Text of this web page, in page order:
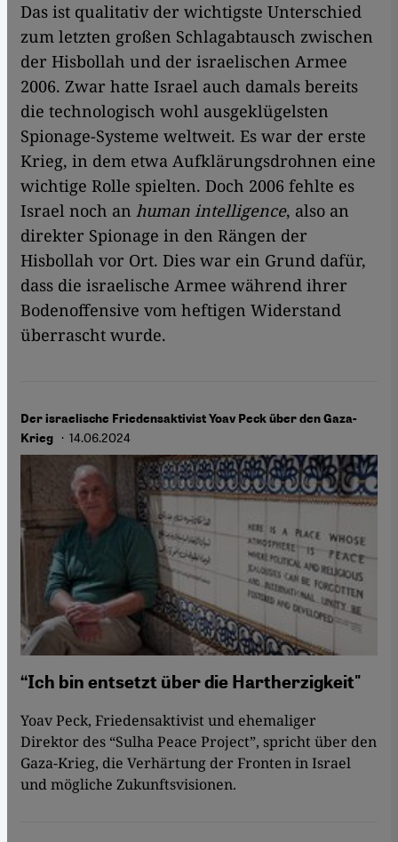
Das ist qualitativ der wichtigste Unterschied
zum letzten großen Schlagabtausch zwischen
der Hisbollah und der israelischen Armee
2006. Zwar hatte Israel auch damals bereits
die technologisch wohl ausgeklügelsten
Spionage-Systeme weltweit. Es war der erste
Krieg, in dem etwa Aufklärungsdrohnen eine
wichtige Rolle spielten. Doch 2006 fehlte es
Israel noch an human intelligence, also an
direkter Spionage in den Rängen der
Hisbollah vor Ort. Dies war ein Grund dafür,
dass die israelische Armee während ihrer
Bodenoffensive vom heftigen Widerstand
überrascht wurde.
Der israelische Friedensaktivist Yoav Peck über den Gaza-
Krieg · 14.06.2024
“Ich bin entsetzt über die Hartherzigkeit"
Yoav Peck, Friedensaktivist und ehemaliger
Direktor des “Sulha Peace Project”, spricht über den
Gaza-Krieg, die Verhärtung der Fronten in Israel
und mögliche Zukunftsvisionen.